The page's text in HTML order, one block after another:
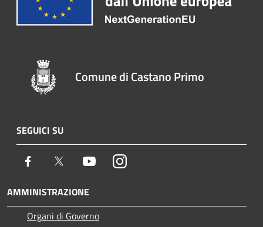
Comune di Castano Primo
SEGUICI SU
Facebook Twitter YoutubeInstagram
AMMINISTRAZIONE
Organi di Governo